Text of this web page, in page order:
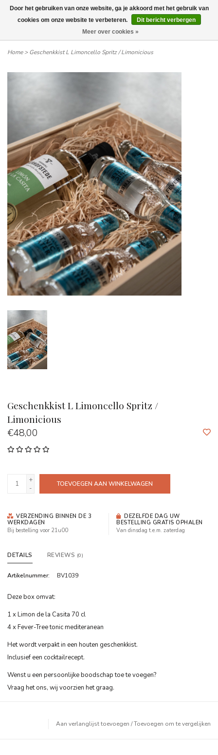
Wij leveren tot aan uw deur. Afhalen is mogelijk.
Home>Geschenkkist L Limoncello Spritz / Limonicious
Geschenkkist L Limoncello Spritz /
Limonicious
€48,00
+
-
TOEVOEGEN AAN WINKELWAGEN
VERZENDING BINNEN DE 3
WERKDAGEN
Bij bestelling voor 21u00
DEZELFDE DAG UW
BESTELLING GRATIS OPHALEN
Van dinsdag t.e.m. zaterdag
DETAILS REVIEWS (0)
Artikelnummer: BV1039
Deze box omvat:
1 x Limon de la Casita 70 cl
4 x Fever-Tree tonic mediteranean
Het wordt verpakt in een houten geschenkkist.
Inclusief een cocktailrecept.
Wenst u een persoonlijke boodschap toe te voegen?
Vraag het ons, wij voorzien het graag.
Aan verlanglijst toevoegen /Toevoegen om te vergelijken
Door het gebruiken van onze website, ga je akkoord met het gebruik van
cookies om onze website te verbeteren.
Dit bericht verbergen
Meer over cookies »